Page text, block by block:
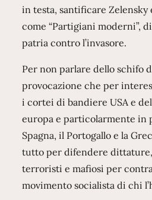
in testa, santificare Zelensky
come “Partigiani moderni”,
patria contro l’invasore.
Per non parlare dello schifo
provocazione che per
i cortei di bandiere USA e
europa e particolarmente in
Spagna, il Portogallo e la
tutto per difendere
terroristi e mafiosi per
movimento socialista di chi